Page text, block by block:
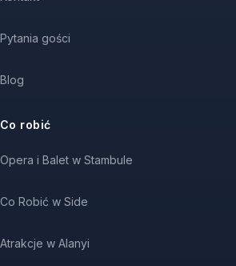
Pytania gości
Blog
Co robić
Opera i Balet w Stambule
Co Robić w Side
Atrakcje w Alanyi